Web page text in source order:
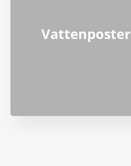
Vattenposter